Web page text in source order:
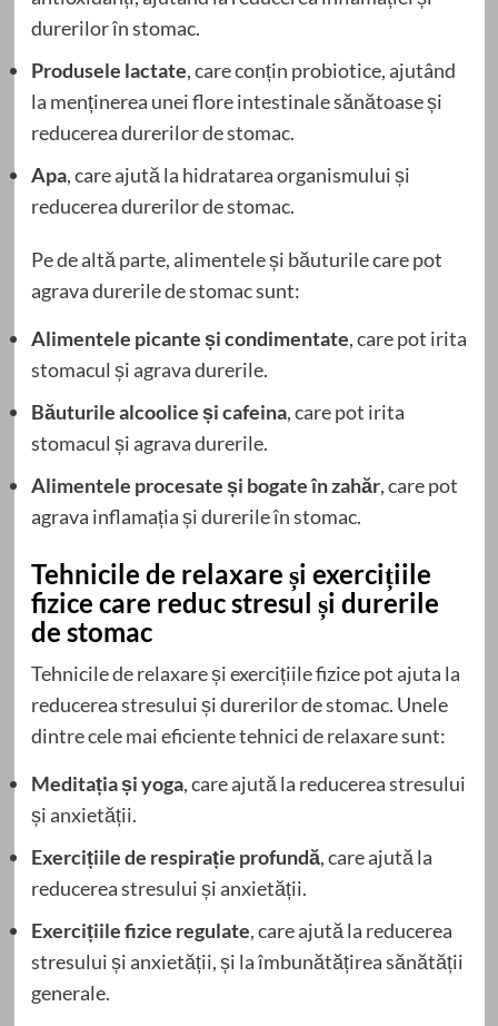
durerilor în stomac.
Produsele lactate, care conțin probiotice, ajutând
la menținerea unei flore intestinale sănătoase și
reducerea durerilor de stomac.
Apa, care ajută la hidratarea organismului și
reducerea durerilor de stomac.
Pe de altă parte, alimentele și băuturile care pot
agrava durerile de stomac sunt:
Alimentele picante și condimentate, care pot irita
stomacul și agrava durerile.
Băuturile alcoolice și cafeina, care pot irita
stomacul și agrava durerile.
Alimentele procesate și bogate în zahăr, care pot
agrava inflamația și durerile în stomac.
Tehnicile de relaxare și exercițiile
fizice care reduc stresul și durerile
de stomac
Tehnicile de relaxare și exercițiile fizice pot ajuta la
reducerea stresului și durerilor de stomac. Unele
dintre cele mai eficiente tehnici de relaxare sunt:
Meditația și yoga, care ajută la reducerea stresului
și anxietății.
Exercițiile de respirație profundă, care ajută la
reducerea stresului și anxietății.
Exercițiile fizice regulate, care ajută la reducerea
stresului și anxietății, și la îmbunătățirea sănătății
generale.